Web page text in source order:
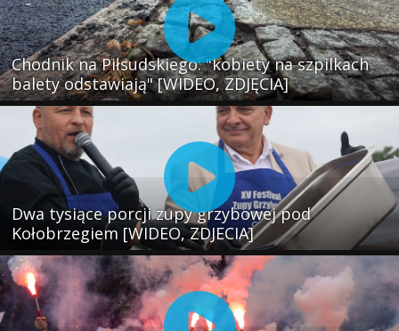
Chodnik na Piłsudskiego: "kobiety na szpilkach
balety odstawiają" [WIDEO, ZDJĘCIA]
Dwa tysiące porcji zupy grzybowej pod
Kołobrzegiem [WIDEO, ZDJECIA]